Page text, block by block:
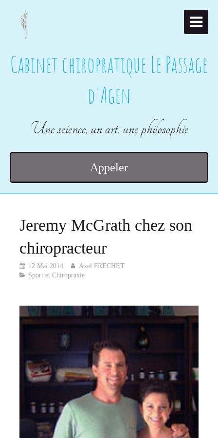
Cabinet chiropratique Le Passage
d'Agen
Une science, un art, une philosophie
Appeler
Jeremy McGrath chez son
chiropracteur
12 Mai 2014
Axel FRECHET
Sport et Chiropraxie